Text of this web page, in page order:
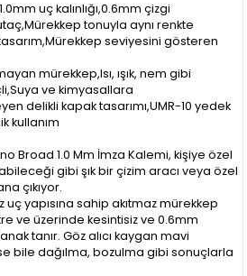
uç kalınlığı,0.6mm çizgi
tonuyla aynı renkte
seviyesini gösteren
mürekkep,Isı, ışık, nem gibi
ve kimyasallara
delikli kapak tasarımı,UMR-10 yedek
kullanım
Broad 1.0 Mm İmza Kalemi, kişiye özel
gibi şık bir çizim aracı veya özel
çıkıyor.
uç yapısına sahip akıtmaz mürekkep
ve üzerinde kesintisiz ve 0.6mm
tanır. Göz alıcı kaygan mavi
bile dağılma, bozulma gibi sonuçlarla